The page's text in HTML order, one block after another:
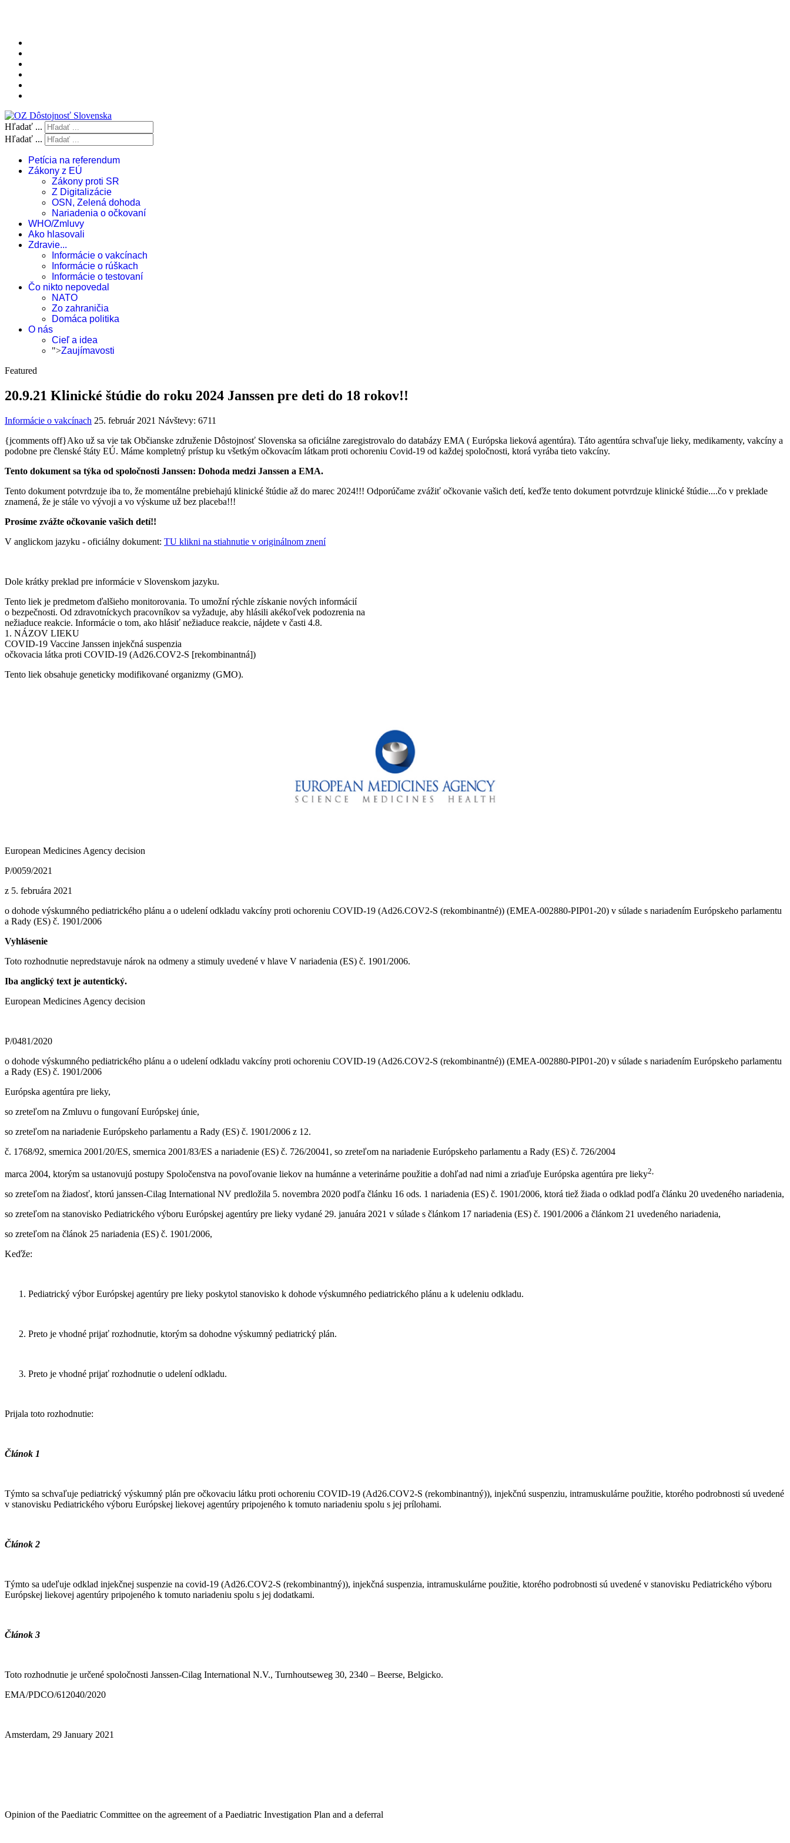
Hľadať ...
Hľadať ...
Petícia na referendum
Zákony z EÚ
Zákony proti SR
Z Digitalizácie
OSN, Zelená dohoda
Nariadenia o očkovaní
WHO/Zmluvy
Ako hlasovali
Zdravie...
Informácie o vakcínach
Informácie o rúškach
Informácie o testovaní
Čo nikto nepovedal
NATO
Zo zahraničia
Domáca politika
O nás
Cieľ a idea
">Zaujímavosti
Featured
20.9.21 Klinické štúdie do roku 2024 Janssen pre deti do 18 rokov!!
Informácie o vakcínach 25. február 2021 Návštevy: 6711
{jcomments off}Ako už sa vie tak Občianske združenie Dôstojnosť Slovenska sa oficiálne zaregistrovalo do databázy EMA ( Európska lieková agentúra). Táto agentúra schvaľuje lieky, medikamenty, vakcíny a
podobne pre členské štáty EÚ. Máme kompletný prístup ku všetkým očkovacím látkam proti ochoreniu Covid-19 od každej spoločnosti, ktorá vyrába tieto vakcíny.
Tento dokument sa týka od spoločnosti Janssen: Dohoda medzi Janssen a EMA.
Tento dokument potvrdzuje iba to, že momentálne prebiehajú klinické štúdie až do marec 2024!!! Odporúčame zvážiť očkovanie vašich detí, keďže tento dokument potvrdzuje klinické štúdie....čo v preklade
znamená, že je stále vo vývoji a vo výskume už bez placeba!!!
Prosíme zvážte očkovanie vašich detí!!
V anglickom jazyku - oficiálny dokument: TU klikni na stiahnutie v originálnom znení
Dole krátky preklad pre informácie v Slovenskom jazyku.
Tento liek je predmetom ďalšieho monitorovania. To umožní rýchle získanie nových informácií
o bezpečnosti. Od zdravotníckych pracovníkov sa vyžaduje, aby hlásili akékoľvek podozrenia na
nežiaduce reakcie. Informácie o tom, ako hlásiť nežiaduce reakcie, nájdete v časti 4.8.
1. NÁZOV LIEKU
COVID-19 Vaccine Janssen injekčná suspenzia
očkovacia látka proti COVID-19 (Ad26.COV2-S [rekombinantná])
Tento liek obsahuje geneticky modifikované organizmy (GMO).
European Medicines Agency decision
P/0059/2021
z 5. februára 2021
o dohode výskumného pediatrického plánu a o udelení odkladu vakcíny proti ochoreniu COVID-19 (Ad26.COV2-S (rekombinantné)) (EMEA-002880-PIP01-20) v súlade s nariadením Európskeho parlamentu
a Rady (ES) č. 1901/2006
Vyhlásenie
Toto rozhodnutie nepredstavuje nárok na odmeny a stimuly uvedené v hlave V nariadenia (ES) č. 1901/2006.
Iba anglický text je autentický.
European Medicines Agency decision
P/0481/2020
o dohode výskumného pediatrického plánu a o udelení odkladu vakcíny proti ochoreniu COVID-19 (Ad26.COV2-S (rekombinantné)) (EMEA-002880-PIP01-20) v súlade s nariadením Európskeho parlamentu
a Rady (ES) č. 1901/2006
Európska agentúra pre lieky,
so zreteľom na Zmluvu o fungovaní Európskej únie,
so zreteľom na nariadenie Európskeho parlamentu a Rady (ES) č. 1901/2006 z 12.
č. 1768/92, smernica 2001/20/ES, smernica 2001/83/ES a nariadenie (ES) č. 726/20041, so zreteľom na nariadenie Európskeho parlamentu a Rady (ES) č. 726/2004
marca 2004, ktorým sa ustanovujú postupy Spoločenstva na povoľovanie liekov na humánne a veterinárne použitie a dohľad nad nimi a zriaďuje Európska agentúra pre lieky2,
so zreteľom na žiadosť, ktorú janssen-Cilag International NV predložila 5. novembra 2020 podľa článku 16 ods. 1 nariadenia (ES) č. 1901/2006, ktorá tiež žiada o odklad podľa článku 20 uvedeného nariadenia,
so zreteľom na stanovisko Pediatrického výboru Európskej agentúry pre lieky vydané 29. januára 2021 v súlade s článkom 17 nariadenia (ES) č. 1901/2006 a článkom 21 uvedeného nariadenia,
so zreteľom na článok 25 nariadenia (ES) č. 1901/2006,
Keďže:
Pediatrický výbor Európskej agentúry pre lieky poskytol stanovisko k dohode výskumného pediatrického plánu a k udeleniu odkladu.
Preto je vhodné prijať rozhodnutie, ktorým sa dohodne výskumný pediatrický plán.
Preto je vhodné prijať rozhodnutie o udelení odkladu.
Prijala toto rozhodnutie:
Článok 1
Týmto sa schvaľuje pediatrický výskumný plán pre očkovaciu látku proti ochoreniu COVID-19 (Ad26.COV2-S (rekombinantný)), injekčnú suspenziu, intramuskulárne použitie, ktorého podrobnosti sú uvedené
v stanovisku Pediatrického výboru Európskej liekovej agentúry pripojeného k tomuto nariadeniu spolu s jej prílohami.
Článok 2
Týmto sa udeľuje odklad injekčnej suspenzie na covid-19 (Ad26.COV2-S (rekombinantný)), injekčná suspenzia, intramuskulárne použitie, ktorého podrobnosti sú uvedené v stanovisku Pediatrického výboru
Európskej liekovej agentúry pripojeného k tomuto nariadeniu spolu s jej dodatkami.
Článok 3
Toto rozhodnutie je určené spoločnosti Janssen-Cilag International N.V., Turnhoutseweg 30, 2340 – Beerse, Belgicko.
EMA/PDCO/612040/2020
Amsterdam, 29 January 2021
Opinion of the Paediatric Committee on the agreement of a Paediatric Investigation Plan and a deferral